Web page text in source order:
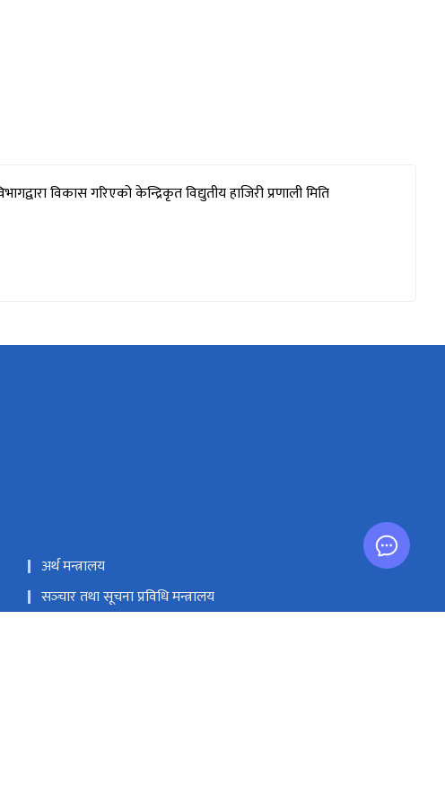
विकास गरिएको केन्द्रिकृत विद्युतीय हाजिरी प्रणाली मिति
अर्थ मन्त्रालय
सञ्‍चार तथा सूचना प्रविधि मन्त्रालय